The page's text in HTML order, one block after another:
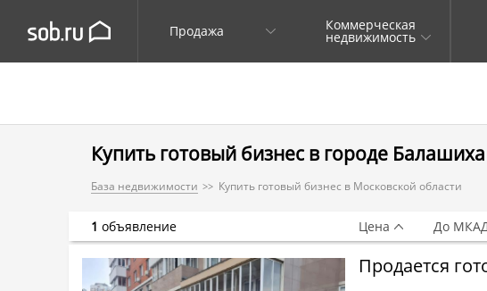
Продажа Коммерческая
недвижимость
Купить готовый бизнес в городе Балашиха
База недвижимости Купить готовый бизнес в Московской области
Продается
1 объявление Цена До МКАД